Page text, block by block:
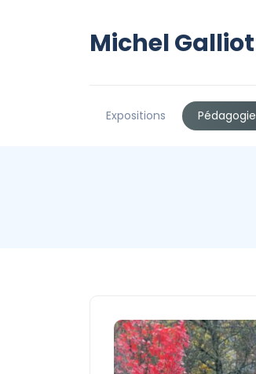
Michel Galliot
Expositions Pédagogie